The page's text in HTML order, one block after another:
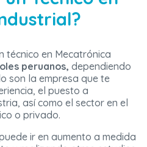
técnico en Mecatrónica
peruanos, dependiendo
son la empresa que te
el puesto a
así como el sector en el
o privado.
ir en aumento a medida